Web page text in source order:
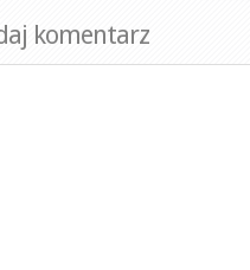
komentarz